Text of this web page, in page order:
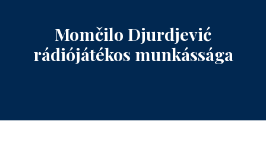
Momčilo Djurdjević
rádiójátékos munkássága